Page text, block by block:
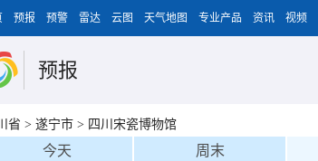
预报 预警 雷达 云图 天气地图 专业产品 资讯 视频
预报
省 > 遂宁市 > 四川宋瓷博物馆
今天 周末